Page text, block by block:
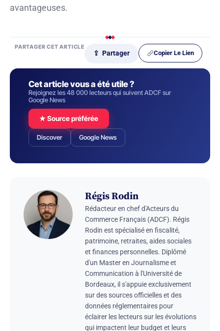
avantageuses.
PARTAGER CET ARTICLE
⇪ Partager Copier Le Lien
Cet article vous a été utile ?
Rejoignez les 48 000 lecteurs qui suivent ADCF sur
Google News
★ Source préférée
Discover Google News
Régis Rodin
Rédacteur en chef d'Acteurs du
Commerce Français (ADCF). Régis
Rodin est spécialisé en fiscalité,
patrimoine, retraites, aides sociales
et finances personnelles. Diplômé
d'un Master en Journalisme et
Communication à l'Université de
Bordeaux, il s'appuie exclusivement
sur des sources officielles et des
données réglementaires pour
éclairer les lecteurs sur les évolutions
qui impactent leur budget et leurs